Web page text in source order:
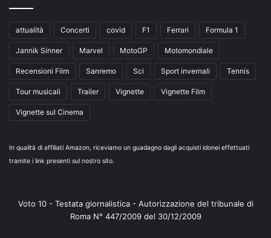
attualità Concerti covid F1 Ferrari Formula 1
Jannik Sinner Marvel MotoGP Motomondiale
Recensioni Film Sanremo Sci Sport invernali Tennis
Tour musicali Trailer Vignette Vignette Film
Vignette sul Cinema
In qualità di affiliati Amazon, riceviamo un guadagno dagli acquisti idonei effettuati
tramite i link presenti sul nostro sito.
Voto 10 - Testata giornalistica - Autorizzazione del tribunale di
Roma N° 447/2009 del 30/12/2009